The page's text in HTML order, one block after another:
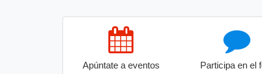
Apúntate a eventos Participa en el